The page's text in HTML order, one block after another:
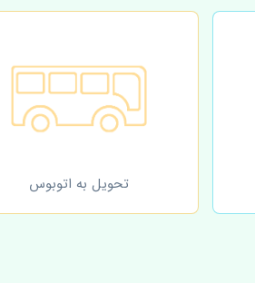
تحویل به اتوبوس